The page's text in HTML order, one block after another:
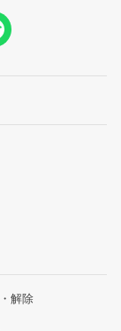
解除